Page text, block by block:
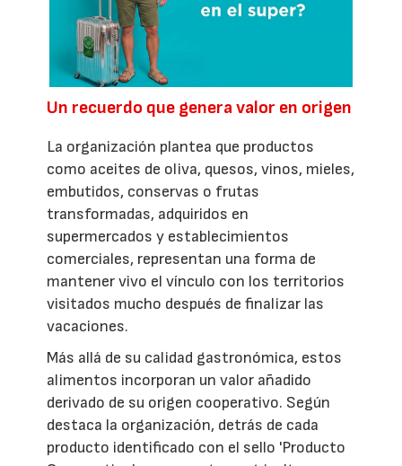
Un recuerdo que genera valor en origen
La organización plantea que productos
como aceites de oliva, quesos, vinos, mieles,
embutidos, conservas o frutas
transformadas, adquiridos en
supermercados y establecimientos
comerciales, representan una forma de
mantener vivo el vínculo con los territorios
visitados mucho después de finalizar las
vacaciones.
Más allá de su calidad gastronómica, estos
alimentos incorporan un valor añadido
derivado de su origen cooperativo. Según
destaca la organización, detrás de cada
producto identificado con el sello 'Producto